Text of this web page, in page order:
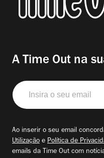
A Time Out na
Insira
o
seu
Ao inserir o seu email
Utilização e Política de
emails da Time Out com